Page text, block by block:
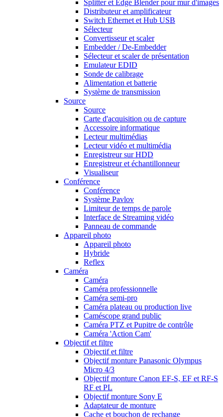
Splitter et Edge Blender pour mur d'images
Distributeur et amplificateur
Switch Ethernet et Hub USB
Sélecteur
Convertisseur et scaler
Embedder / De-Embedder
Sélecteur et scaler de présentation
Emulateur EDID
Sonde de calibrage
Alimentation et batterie
Système de transmission
Source
Source
Carte d'acquisition ou de capture
Accessoire informatique
Lecteur multimédias
Lecteur vidéo et multimédia
Enregistreur sur HDD
Enregistreur et échantillonneur
Visualiseur
Conférence
Conférence
Système Pavlov
Limiteur de temps de parole
Interface de Streaming vidéo
Panneau de commande
Appareil photo
Appareil photo
Hybride
Reflex
Caméra
Caméra
Caméra professionnelle
Caméra semi-pro
Caméra plateau ou production live
Caméscope grand public
Caméra PTZ et Pupitre de contrôle
Caméra 'Action Cam'
Objectif et filtre
Objectif et filtre
Objectif monture Panasonic Olympus
Micro 4/3
Objectif monture Canon EF-S, EF et RF-S
RF et PL
Objectif monture Sony E
Adaptateur de monture
Cache et bouchon de rechange